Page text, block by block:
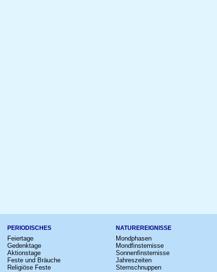
PERIODISCHES
Feiertage
Gedenktage
Aktionstage
Feste und Bräuche
Religiöse Feste
NATUREREIGNISSE
Mondphasen
Mondfinsternisse
Sonnenfinsternisse
Jahreszeiten
Sternschnuppen